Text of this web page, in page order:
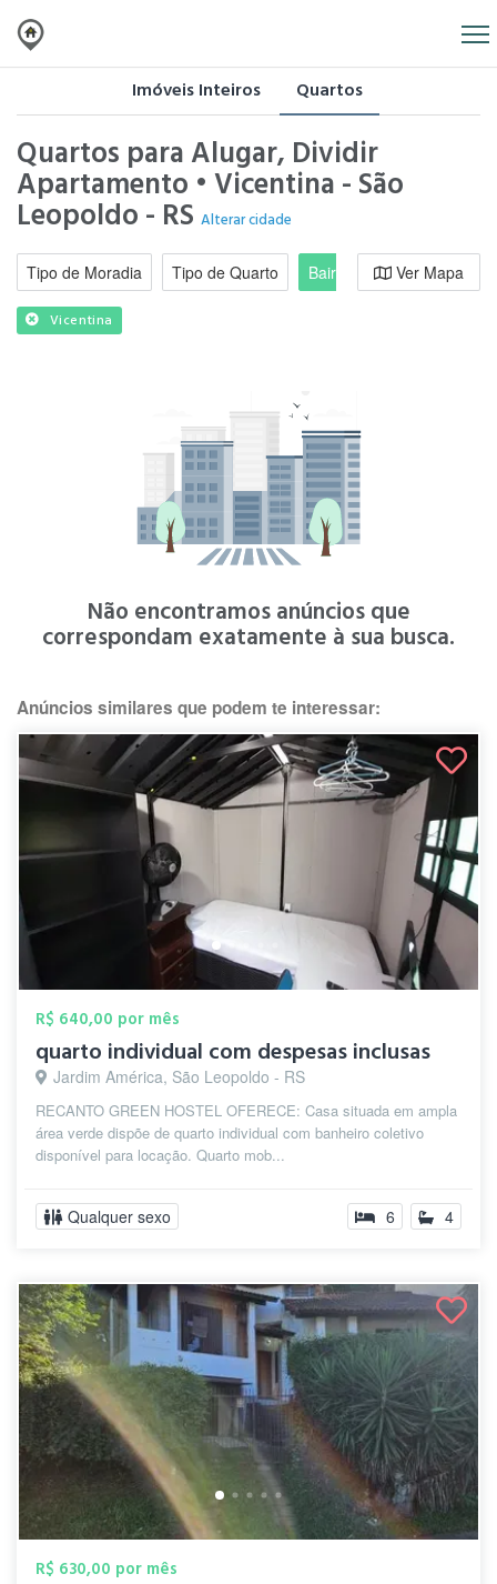
Imóveis Inteiros Quartos
Quartos para Alugar, Dividir
Apartamento • Vicentina - São
Leopoldo - RS Alterar cidade
Tipo de Moradia Tipo de Quarto Bairro / RegiãoVer Mapa
Vicentina
Não encontramos anúncios que
correspondam exatamente à sua busca.
Anúncios similares que podem te interessar:
R$ 640,00 por mês
quarto individual com despesas inclusas
Jardim América, São Leopoldo - RS
RECANTO GREEN HOSTEL OFERECE: Casa situada em ampla
área verde dispõe de quarto individual com banheiro coletivo
disponível para locação. Quarto mob...
Qualquer sexo 6 4
R$ 630,00 por mês